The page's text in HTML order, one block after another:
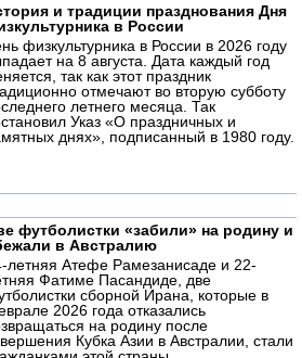
и традиции празднования Дня
в России
физкультурника в России в 2026 году
на 8 августа. Дата каждый год
так как этот праздник
отмечают во вторую субботу
летнего месяца. Так
Указ «О праздничных и
днях», подписанный в 1980 году.
футболистки «забили» на родину и
в Австралию
летняя Атефе Рамезанисаде и 22-
Фатиме Пасандиде, две
сборной Ирана, которые в
2026 года отказались
на родину после
Кубка Азии в Австралии, стали